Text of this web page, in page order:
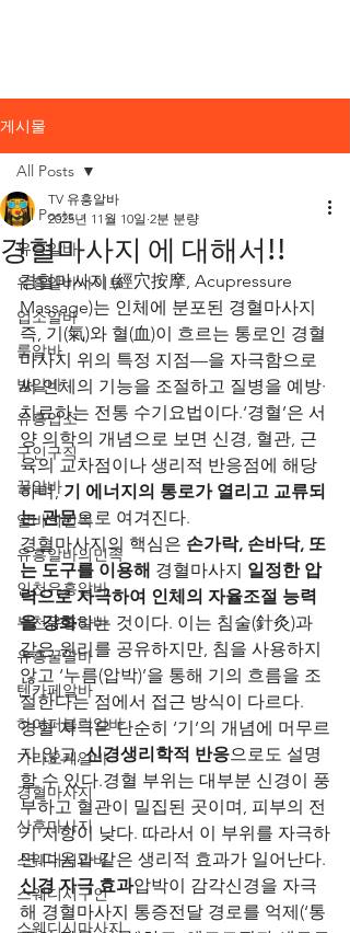
게시물
All Posts
유흥알바
유흥알바사이트
업소알바
룸알바
밤알바
유흥업소
구인구직
꿀알바
알바의민족
유흥알바의민족
인천유흥알바
부천유흥알바
유흥꿀알바
텐카페알바
하이퍼블릭알바
가라오케알바
경혈마사지
산후마사지
스웨디시알바
스웨디시구인
스웨디시마사지
All Posts
경혈마사지 에 대해서!!
TV 유흥알바
2025년 11월 10일 2분 분량
경혈마사지 (經穴按摩, Acupressure
Massage)는 인체에 분포된 경혈마사지
즉, 기(氣)와 혈(血)이 흐르는 통로인 경혈
마사지 위의 특정 지점—을 자극함으로
써 인체의 기능을 조절하고 질병을 예방·
치료하는 전통 수기요법이다.‘경혈’은 서
양 의학의 개념으로 보면 신경, 혈관, 근
육의 교차점이나 생리적 반응점에 해당
하며, 기 에너지의 통로가 열리고 교류되
는 관문으로 여겨진다.
경혈마사지의 핵심은 손가락, 손바닥, 또
는 도구를 이용해 경혈마사지 일정한 압
력으로 자극하여 인체의 자율조절 능력
을 강화하는 것이다. 이는 침술(針灸)과
같은 원리를 공유하지만, 침을 사용하지
않고 ‘누름(압박)’을 통해 기의 흐름을 조
절한다는 점에서 접근 방식이 다르다.
경혈 자극은 단순히 ‘기’의 개념에 머무르
지 않고, 신경생리학적 반응으로도 설명
할 수 있다.경혈 부위는 대부분 신경이 풍
부하고 혈관이 밀집된 곳이며, 피부의 전
기 저항이 낮다. 따라서 이 부위를 자극하
면 다음과 같은 생리적 효과가 일어난다.
신경 자극 효과압박이 감각신경을 자극
해 경혈마사지 통증전달 경로를 억제(‘통